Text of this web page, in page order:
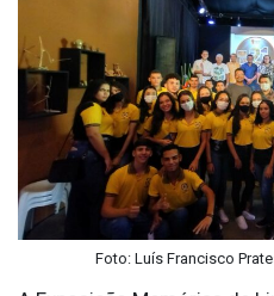
Foto: Luís Francisco